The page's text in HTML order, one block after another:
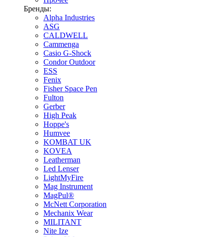
Бренды:
Alpha Industries
ASG
CALDWELL
Cammenga
Casio G-Shock
Condor Outdoor
ESS
Fenix
Fisher Space Pen
Fulton
Gerber
High Peak
Hoppe's
Humvee
KOMBAT UK
KOVEA
Leatherman
Led Lenser
LightMyFire
Mag Instrument
MagPul®
McNett Corporation
Mechanix Wear
MILITANT
Nite Ize